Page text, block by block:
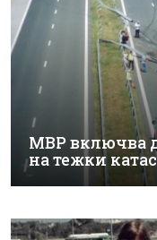
МВР включва
на тежки